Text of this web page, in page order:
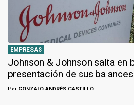
EMPRESAS
Johnson & Johnson salta en
presentación de sus balances
Por GONZALO ANDRÉS CASTILLO